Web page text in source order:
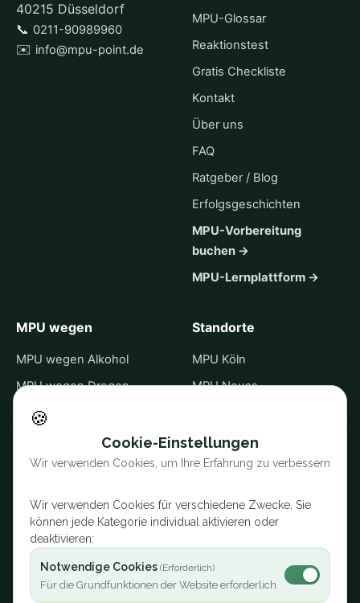
40215 Düsseldorf
📞 0211-90989960
✉️ info@mpu-point.de
MPU-Glossar
Reaktionstest
Gratis Checkliste
Kontakt
Über uns
FAQ
Ratgeber / Blog
Erfolgsgeschichten
MPU-Vorbereitung
buchen →
MPU-Lernplattform →
MPU wegen
MPU wegen Alkohol
MPU wegen Drogen
MPU wegen Punkten
MPU wegen Straftaten
MPU Online
Kontrolliertes Trinken
MPU ohne Abstinenz
Kosten
Standorte
MPU Köln
MPU Neuss
Alle 30 Standorte →
English
العربية
🍪
Cookie-Einstellungen
Wir verwenden Cookies, um Ihre Erfahrung zu verbessern
Wir verwenden Cookies für verschiedene Zwecke. Sie
können jede Kategorie individual aktivieren oder
deaktivieren:
Notwendige Cookies
Für die Grundfunktionen der Website erforderlich